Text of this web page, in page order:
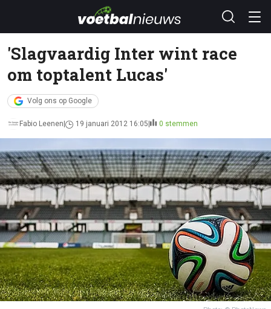
'Slagvaardig Inter wint race
om toptalent Lucas'
Volg ons op Google
Fabio Leenen 19 januari 2012 16:05 0 stemmen